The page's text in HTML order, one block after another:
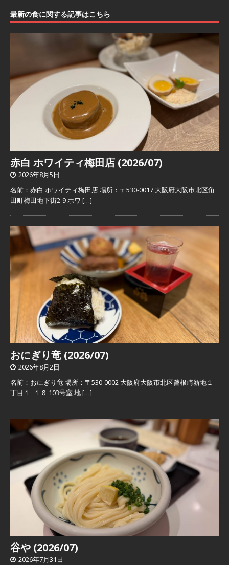
最新の食に関する記事はこちら
赤白 ホワイティ梅田店 (2026/07)
2026年8月5日
名前：赤白 ホワイティ梅田店 場所：〒530-0017 大阪府大阪市北区角
田町梅田地下街2-9 ホワ […]
おにぎり竜 (2026/07)
2026年8月2日
名前：おにぎり竜 場所：〒530-0002 大阪府大阪市北区曾根崎新地１
丁目１−１６ 103号室 地[…]
谷や (2026/07)
2026年7月31日